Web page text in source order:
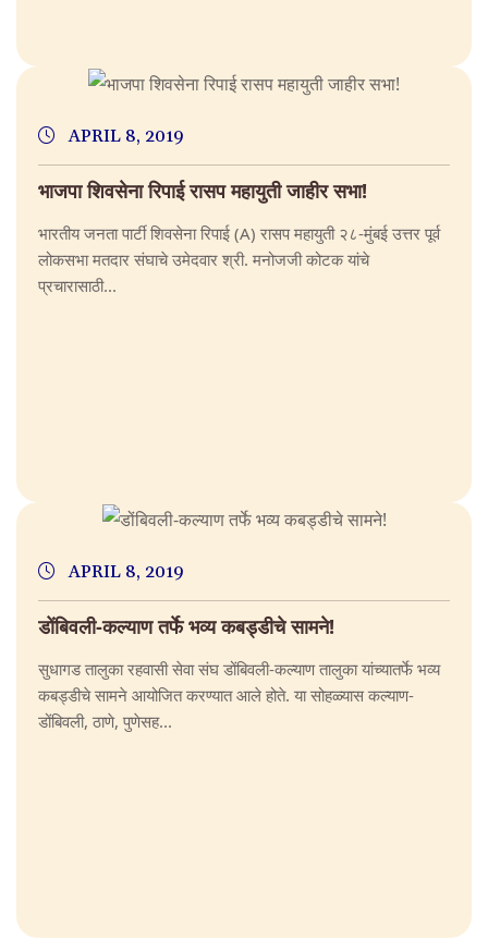
APRIL 8, 2019
भाजपा शिवसेना रिपाई रासप महायुती जाहीर सभा!
भारतीय जनता पार्टी शिवसेना रिपाई (A) रासप महायुती २८-मुंबई उत्तर पूर्व
लोकसभा मतदार संघाचे उमेदवार श्री. मनोजजी कोटक यांचे
प्रचारासाठी...
APRIL 8, 2019
डोंबिवली-कल्याण तर्फे भव्य कबड्डीचे सामने!
सुधागड तालुका रहवासी सेवा संघ डोंबिवली-कल्याण तालुका यांच्यातर्फे भव्य
कबड्डीचे सामने आयोजित करण्यात आले होते. या सोहळ्यास कल्याण-
डोंबिवली, ठाणे, पुणेसह...